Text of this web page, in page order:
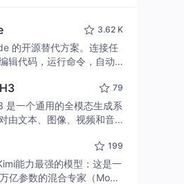
3.62 K
的开源替代方案。连接任
辑代码，运行命令，自动
An open-source alternativ
Code. Connect any LLM,
commands, and verify
79
是一个通用的全模态生成系
由文本、图像、视频和音
率高达 2K、时长可达 15
体声音频的视频。得益于
的系统设计，H3 在预训练
199
能力最强的模型：这是一
亿参数的混合专家（Mo